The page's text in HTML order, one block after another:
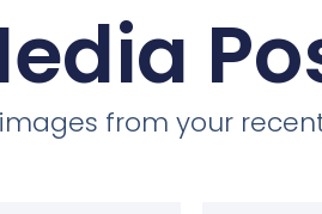
from your